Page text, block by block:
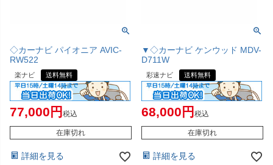
◇カーナビ パイオニア AVIC-
RW522
楽ナビ 送料無料
77,000 税込
在庫切れ
詳細を見る
▼◇カーナビ ケンウッド MDV-
D711W
彩速ナビ 送料無料
68,000 税込
在庫切れ
詳細を見る